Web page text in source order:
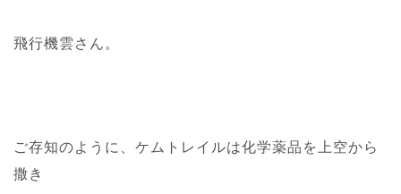
飛行機雲さん。
ご存知のように、ケムトレイルは化学薬品を上空から
撒き